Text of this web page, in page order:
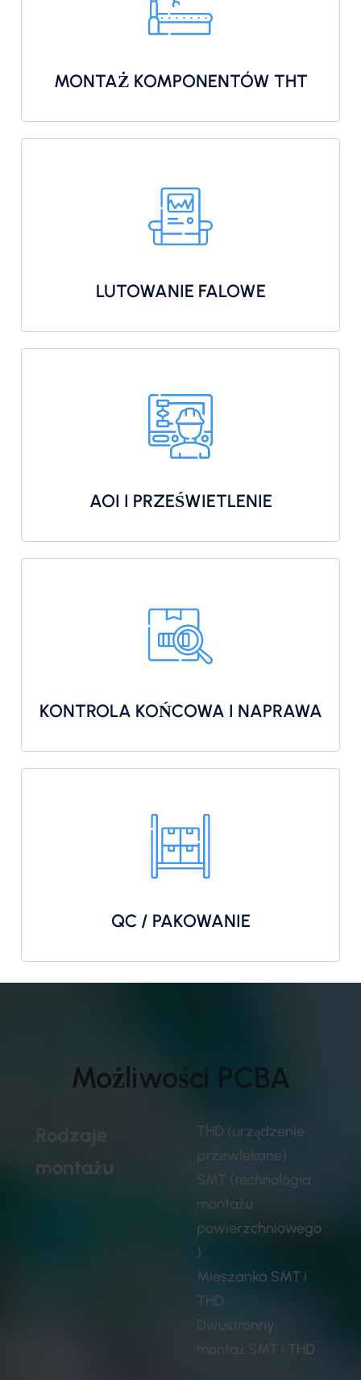
MONTAŻ KOMPONENTÓW THT
LUTOWANIE FALOWE
AOI I PRZEŚWIETLENIE
KONTROLA KOŃCOWA I NAPRAWA
QC / PAKOWANIE
Możliwości PCBA
Rodzaje
montażu
THD (urządzenie
przewlekane)
SMT (technologia
montażu
powierzchniowego
)
Mieszanka SMT i
THD
Dwustronny
montaż SMT i THD